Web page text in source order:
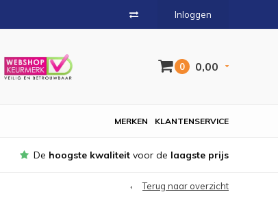
Inloggen
0 0,00
KLANTENSERVICE
MERKEN
De hoogste kwaliteit voor de laagste prijs
Terug naar overzicht